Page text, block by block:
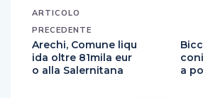
ARTICOLO
PRECEDENTE
Arechi, Comune liqu
ida oltre 81mila eur
o alla Salernitana
a